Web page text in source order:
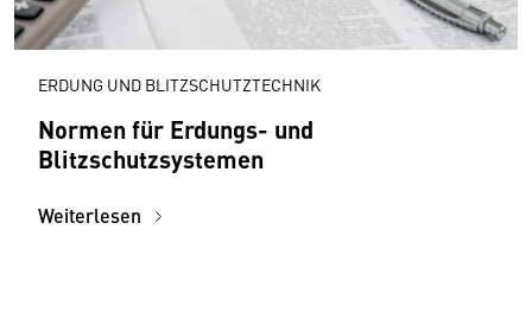
ERDUNG UND BLITZSCHUTZTECHNIK
Normen für Erdungs- und
Blitzschutzsystemen
Weiterlesen